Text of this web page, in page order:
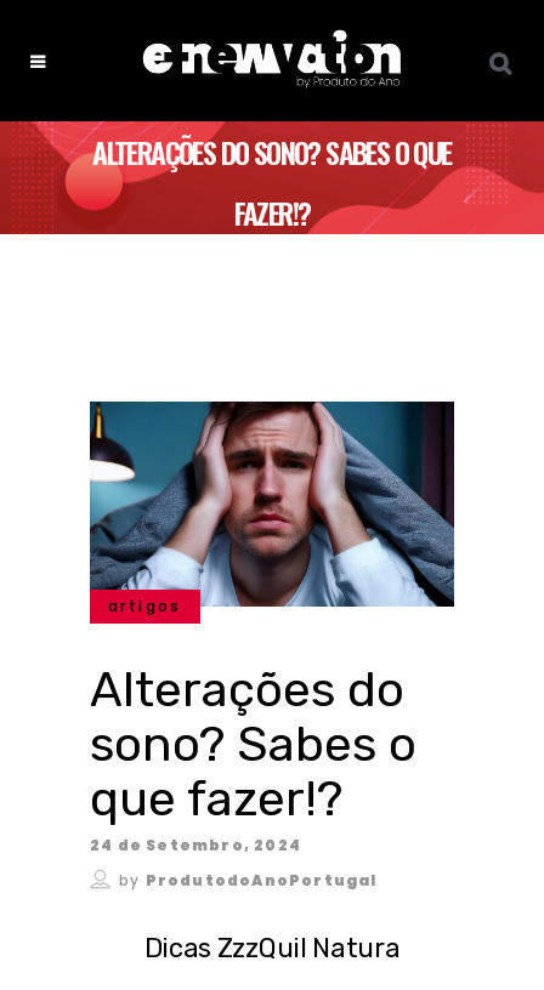
ALTERAÇÕES DO SONO? SABES O QUE
FAZER!?
artigos
Alterações do
sono? Sabes o
que fazer!?
24 de Setembro, 2024
by ProdutodoAnoPortugal
Dicas ZzzQuil Natura